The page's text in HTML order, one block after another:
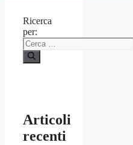
Ricerca
per:
Articoli
recenti